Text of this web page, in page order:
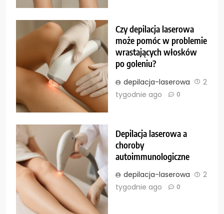
Czy depilacja laserowa
może pomóc w problemie
wrastających włosków
po goleniu?
depilacja-laserowa
2
tygodnie ago
0
Depilacja laserowa a
choroby
autoimmunologiczne
depilacja-laserowa
2
tygodnie ago
0